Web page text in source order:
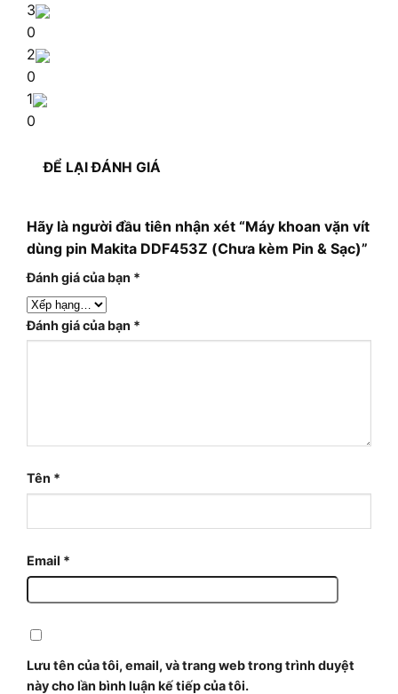
3
0
2
0
1
0
ĐỂ LẠI ĐÁNH GIÁ
Hãy là người đầu tiên nhận xét “Máy khoan vặn vít
dùng pin Makita DDF453Z (Chưa kèm Pin & Sạc)”
Đánh giá của bạn *
Đánh giá của bạn *
Tên *
Email *
Lưu tên của tôi, email, và trang web trong trình duyệt
này cho lần bình luận kế tiếp của tôi.